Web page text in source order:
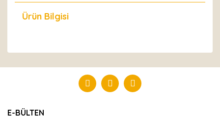
Ürün Bilgisi
Yorum Yaz
E-BÜLTEN